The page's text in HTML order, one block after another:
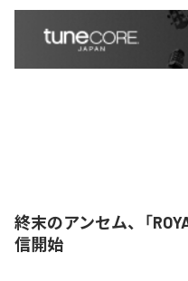
終末のアンセム、「
信開始